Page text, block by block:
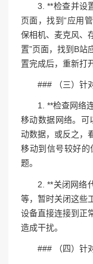
3. **检查并设
页面，找到“应用
保相机、麦克风、
置”页面，找到B站
置完成后，重新打
### （三）针
1. **检查网络
移动数据网络。可
动数据，或反之，
移动到信号较好的
题。
2. **关闭网络
等，暂时关闭这些
设备直接连接到正
造成干扰。
### （四）针